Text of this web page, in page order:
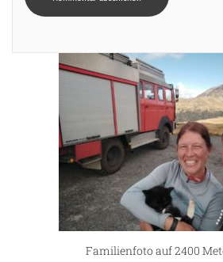
Familienfoto auf 2400